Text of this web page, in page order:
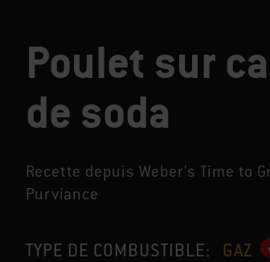
Poulet sur
de soda
Recette depuis Weber's Time to
Purviance
TYPE DE COMBUSTIBLE: GAZ